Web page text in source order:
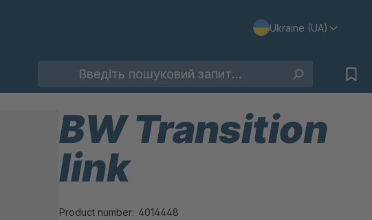
Ukraine (UA)
BW Transition
link
Product number: 4014448